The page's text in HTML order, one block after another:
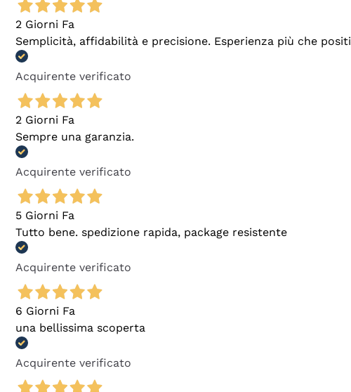
2 Giorni Fa
Semplicità, affidabilità e precisione. Esperienza più che
Acquirente verificato
2 Giorni Fa
Sempre una garanzia.
Acquirente verificato
5 Giorni Fa
Tutto bene. spedizione rapida, package resistente
Acquirente verificato
6 Giorni Fa
una bellissima scoperta
Acquirente verificato